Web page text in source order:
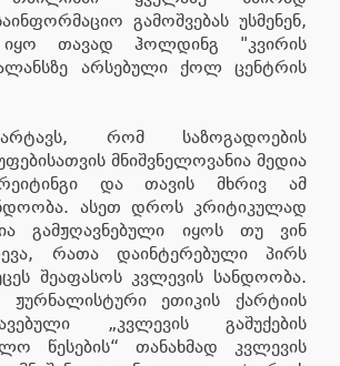
გამოშვებას უსმენენ,
იყო თავად ჰოლდინგ "კვირის
არსებული ქოლ ცენტრის
რომ საზოგადოების
მნიშვნელოვანია მედია
რეიტინგი და თავის მხრივ ამ
ასეთ დროს კრიტიკულად
გამჟღავნებული იყოს თუ ვინ
რათა დაინტერებული პირს
შეაფასოს კვლევის სანდოობა.
ჟურნალისტური ეთიკის ქარტიის
„კვლევის გაშუქების
წესების“ თანახმად კვლევის